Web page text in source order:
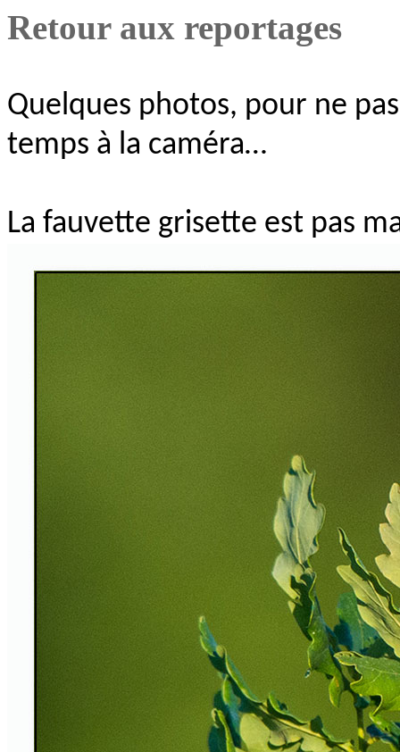
Retour aux reportages
Quelques photos, pour ne
temps à la caméra…
La fauvette grisette est pas